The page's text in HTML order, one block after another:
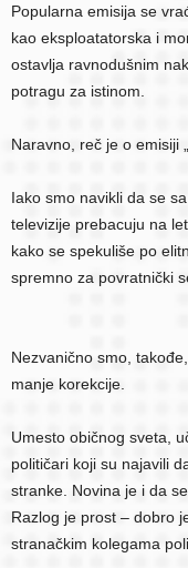
Popularna emisija se
kao eksploatatorska i
ostavlja ravnodušnim
potragu za istinom.
Naravno, reč je o emisiji
Iako smo navikli da se
televizije prebacuju na
kako se spekuliše po
spremno za povratnički
Nezvanično smo,
manje korekcije.
Umesto običnog sveta,
političari koji su najavili
stranke. Novina je i da
Razlog je prost – dobro
stranačkim kolegama